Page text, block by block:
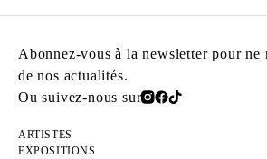
Abonnez-vous à la newsletter pour ne
de nos actualités.
Ou suivez-nous sur
ARTISTES
EXPOSITIONS